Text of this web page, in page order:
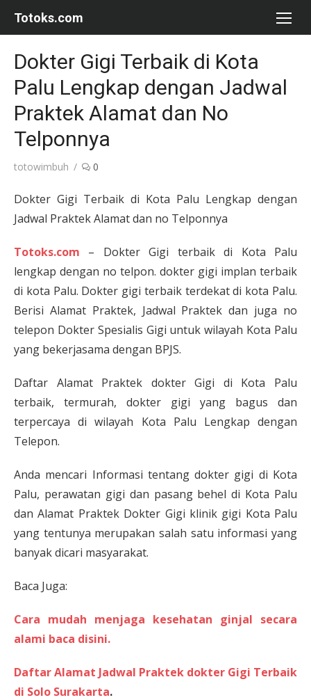
Totoks.com
Dokter Gigi Terbaik di Kota
Palu Lengkap dengan Jadwal
Praktek Alamat dan No
Telponnya
Author
totowimbuh 0
Dokter Gigi Terbaik di Kota Palu Lengkap dengan
Jadwal Praktek Alamat dan no Telponnya
Totoks.com – Dokter Gigi terbaik di Kota Palu
lengkap dengan no telpon. dokter gigi implan terbaik
di kota Palu. Dokter gigi terbaik terdekat di kota Palu.
Berisi Alamat Praktek, Jadwal Praktek dan juga no
telepon Dokter Spesialis Gigi untuk wilayah Kota Palu
yang bekerjasama dengan BPJS.
Daftar Alamat Praktek dokter Gigi di Kota Palu
terbaik, termurah, dokter gigi yang bagus dan
terpercaya di wilayah Kota Palu Lengkap dengan
Telepon.
Anda mencari Informasi tentang dokter gigi di Kota
Palu, perawatan gigi dan pasang behel di Kota Palu
dan Alamat Praktek Dokter Gigi klinik gigi Kota Palu
yang tentunya merupakan salah satu informasi yang
banyak dicari masyarakat.
Baca Juga:
Cara mudah menjaga kesehatan ginjal secara
alami baca disini.
Daftar Alamat Jadwal Praktek dokter Gigi Terbaik
di Solo Surakarta.